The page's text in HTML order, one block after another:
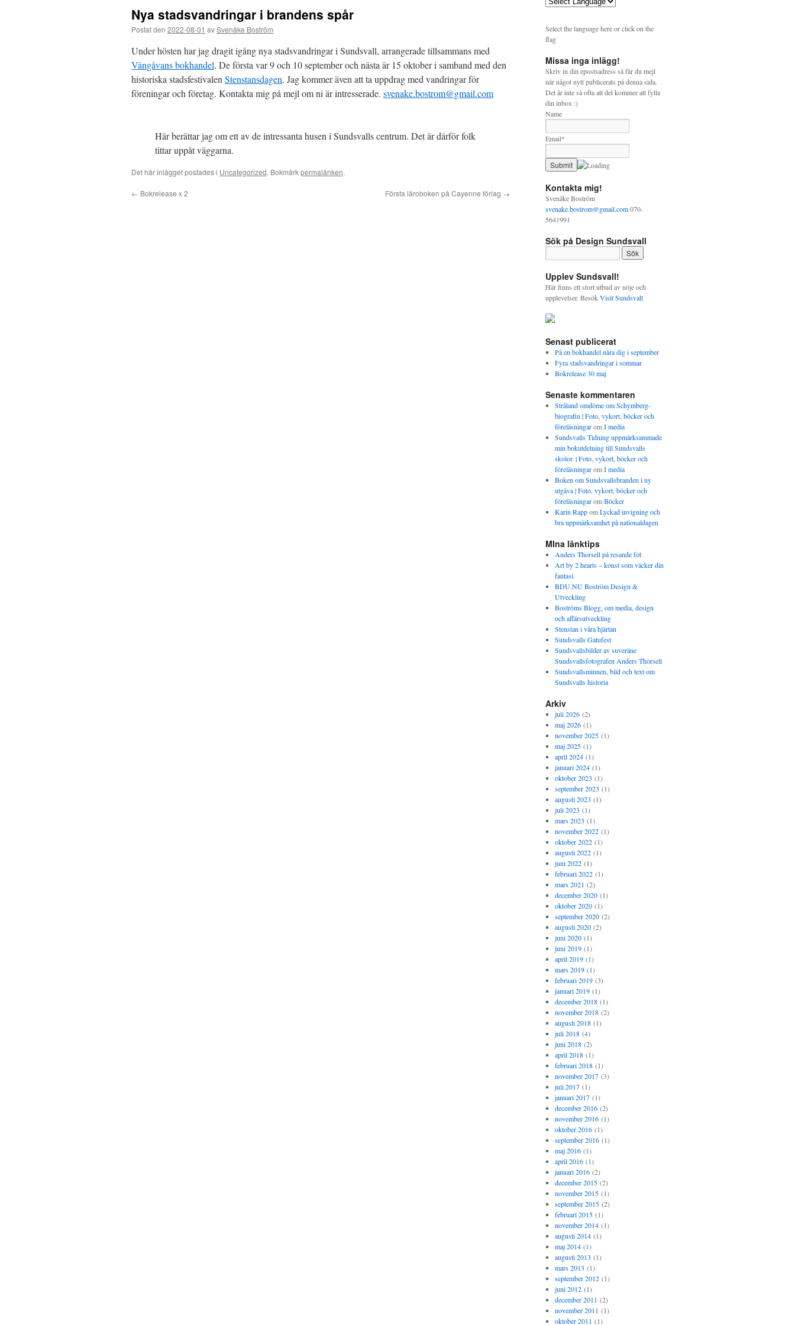
Nya stadsvandringar i brandens spår
Postat den 2022-08-01 avSvenåke Boström
Under hösten har jag dragit igång nya stadsvandringar i Sundsvall, arrangerade tillsammans med
Vängåvans bokhandel. De första var 9 och 10 september och nästa är 15 oktober i samband med den
historiska stadsfestivalen Stenstansdagen. Jag kommer även att ta uppdrag med vandringar för
föreningar och företag. Kontakta mig på mejl om ni är intresserade. svenake.bostrom@gmail.com
Här berättar jag om ett av de intressanta husen i Sundsvalls centrum. Det är därför folk
tittar uppåt väggarna.
Det här inlägget postades i Uncategorized. Bokmärkpermalänken.
← Bokrelease x 2 Första läroboken på Cayenne förlag →
Select the language here or click on the
flag
Missa inga inlägg!
Skriv in din epostsadress så får du mejl
när något nytt publicerats på denna sida.
Det är inte så ofta att det kommer att fylla
din inbox :)
Name
Email*
Kontakta mig!
Svenåke Boström
svenake.bostrom@gmail.com070-
5641991
Sök på Design Sundsvall
Upplev Sundsvall!
Här finns ett stort utbud av nöje och
upplevelser. BesökVisit Sundsvall
Senast publicerat
På en bokhandel nära dig i september
Fyra stadsvandringar i sommar
Bokrelease 30 maj
Senaste kommentaren
Stråland omdöme om Schymberg-
biografin | Foto, vykort, böcker och
föreläsningaromI media
Sundsvalls Tidning uppmärksammade
min bokutdelning till Sundsvalls
skolor. | Foto, vykort, böcker och
föreläsningaromI media
Boken om Sundsvallsbranden i ny
utgåva | Foto, vykort, böcker och
föreläsningaromBöcker
Karin RappomLyckad invigning och
bra uppmärksamhet på nationaldagen
MIna länktips
Anders Thorsell på resande fot
Art by 2 hearts – konst som väcker din
fantasi.
BDU.NU Boström Design &
Utveckling
Boströms Blogg, om media, design
och affärsutveckling
Stenstan i våra hjärtan
Sundsvalls Gatufest
Sundsvallsbilder av suveräne
Sundsvallsfotografen Anders Thorsell
Sundsvallsminnen, bild och text om
Sundsvalls historia
Arkiv
juli 2026(2)
maj 2026(1)
november 2025(1)
maj 2025(1)
april 2024(1)
januari 2024(1)
oktober 2023 (1)
september 2023 (1)
augusti 2023 (1)
juli 2023 (1)
mars 2023 (1)
november 2022(1)
oktober 2022(1)
augusti 2022(1)
juni 2022(1)
februari 2022(1)
mars 2021 (2)
december 2020(1)
oktober 2020(1)
september 2020(2)
augusti 2020(2)
juni 2020(1)
juni 2019(1)
april 2019(1)
mars 2019(1)
februari 2019(3)
januari 2019(1)
december 2018(1)
november 2018(2)
augusti 2018(1)
juli 2018(4)
juni 2018(2)
april 2018(1)
februari 2018(1)
november 2017(3)
juli 2017(1)
januari 2017(1)
december 2016(2)
november 2016(1)
oktober 2016(1)
september 2016(1)
maj 2016(1)
april 2016(1)
januari 2016(2)
december 2015(2)
november 2015(1)
september 2015(2)
februari 2015(1)
november 2014(1)
augusti 2014(1)
maj 2014(1)
augusti 2013 (1)
mars 2013 (1)
september 2012(1)
juni 2012(1)
december 2011 (2)
november 2011 (1)
oktober 2011 (1)